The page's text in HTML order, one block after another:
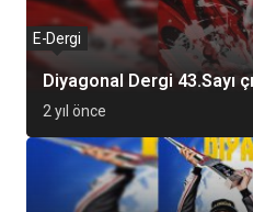
Diyagonal Dergi 43.Sayı
E-Dergi
2 yıl önce